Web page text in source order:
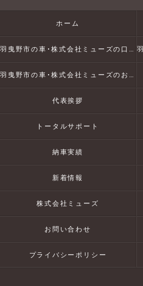
ホーム
羽曳野市の車･株式会社ミューズの口コミ情報
羽曳野市の車･株式会社ミューズのお客様の声
代表挨拶
トータルサポート
納車実績
新着情報
株式会社ミューズ
お問い合わせ
プライバシーポリシー